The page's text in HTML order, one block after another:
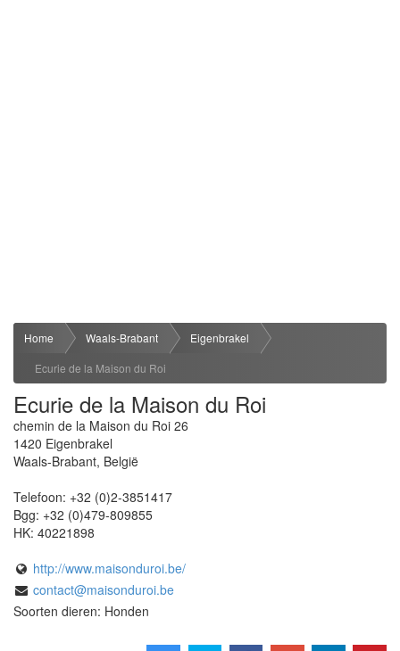
Home Waals-Brabant
Eigenbrakel
Ecurie de la Maison du Roi
Ecurie de la Maison du Roi
chemin de la Maison du Roi 26
1420 Eigenbrakel
Waals-Brabant, België
Telefoon: +32 (0)2-3851417
Bgg: +32 (0)479-809855
HK: 40221898
http://www.maisonduroi.be/
contact@maisonduroi.be
Soorten dieren: Honden